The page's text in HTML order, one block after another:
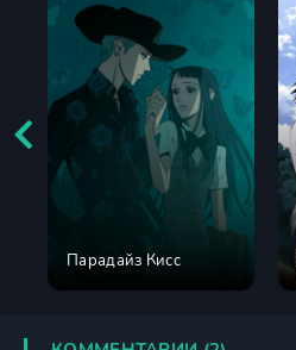
Парадайз Кисс